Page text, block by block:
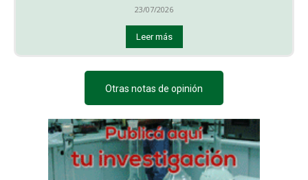
23/07/2026
Leer más
Otras notas de opinión